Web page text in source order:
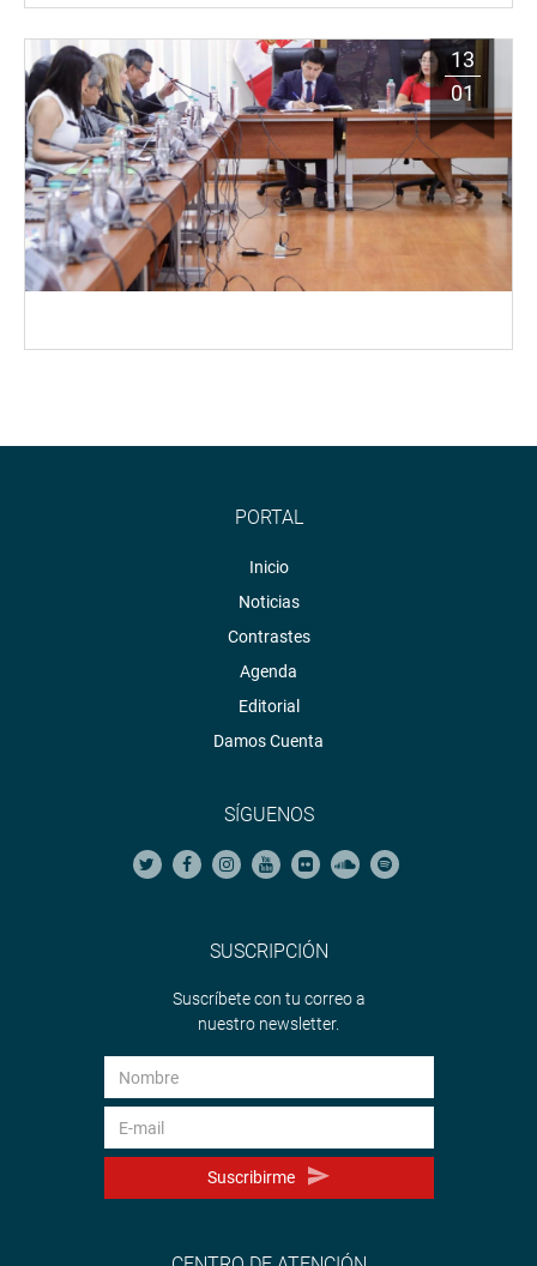
13
01
PORTAL
Inicio
Noticias
Contrastes
Agenda
Editorial
Damos Cuenta
SÍGUENOS
SUSCRIPCIÓN
Suscríbete con tu correo a
nuestro newsletter.
Suscribirme